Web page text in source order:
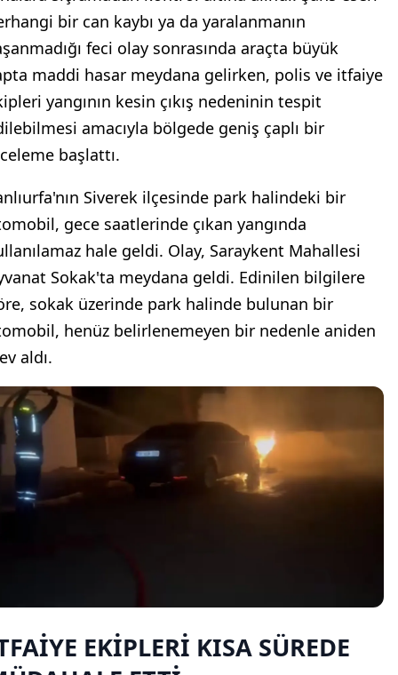
bir can kaybı ya da yaralanmanın
feci olay sonrasında araçta büyük
maddi hasar meydana gelirken, polis ve itfaiye
yangının kesin çıkış nedeninin tespit
amacıyla bölgede geniş çaplı bir
başlattı.
Siverek ilçesinde park halindeki bir
gece saatlerinde çıkan yangında
hale geldi. Olay, Saraykent Mahallesi
Sokak'ta meydana geldi. Edinilen bilgilere
sokak üzerinde park halinde bulunan bir
henüz belirlenemeyen bir nedenle aniden
aldı.
EKİPLERİ KISA SÜREDE